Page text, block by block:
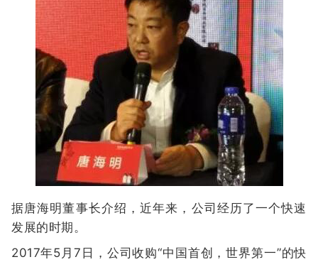
据唐海明董事长介绍，近年来，公司经历了一个快速
发展的时期。
2017年5月7日，公司收购“中国首创，世界第一”的快